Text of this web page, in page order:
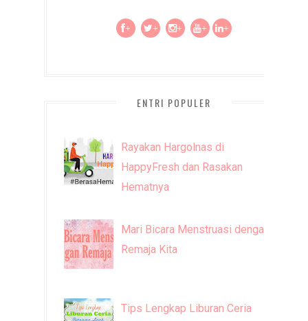
+ + + + +
ENTRI POPULER
Rayakan Hargolnas di
HappyFresh dan Rasakan
Hematnya
Mari Bicara Menstruasi dengan
Remaja Kita
Tips Lengkap Liburan Ceria